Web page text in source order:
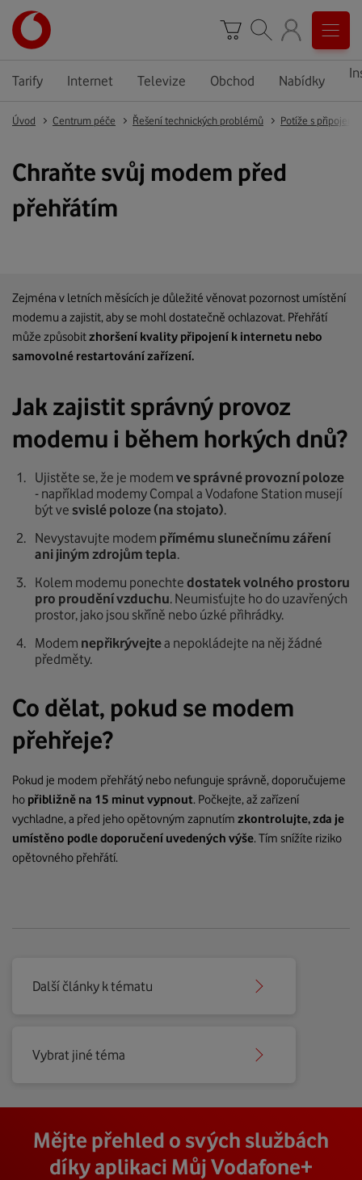
Tarify Internet Televize Obchod Nabídky
Úvod Centrum péče Řešení technických problémů Potíže s
Chraňte svůj modem před
přehřátím
Zejména v letních měsících je důležité věnovat pozornost umístění
modemu a zajistit, aby se mohl dostatečně ochlazovat. Přehřátí
může způsobitzhoršení kvality připojení k internetu nebo
samovolné restartování zařízení.
Jak zajistit správný provoz
modemu i během horkých dnů?
Ujistěte se, že je modem ve správné provozní poloze
- například modemy Compal a Vodafone Station musejí
být ve svislé poloze (na stojato).
Nevystavujte modem přímému slunečnímu záření
ani jiným zdrojům tepla.
Kolem modemu ponechte dostatek volného prostoru
pro proudění vzduchu. Neumisťujte ho do uzavřených
prostor, jako jsou skříně nebo úzké přihrádky.
Modem nepřikrývejtea nepokládejte na něj žádné
předměty.
Co dělat, pokud se modem
přehřeje?
Pokud je modem přehřátý nebo nefunguje správně, doporučujeme
ho přibližně na 15 minut vypnout. Počkejte, až zařízení
vychladne, a před jeho opětovným zapnutím zkontrolujte, zda je
umístěno podle doporučení uvedených výše. Tím snížíte riziko
opětovného přehřátí.
Další články k tématu
Vybrat jiné téma
Mějte přehled o svých službách
díky aplikaci Můj Vodafone+